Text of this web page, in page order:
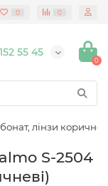
0 0
55 45
0
лінзи
S-2504